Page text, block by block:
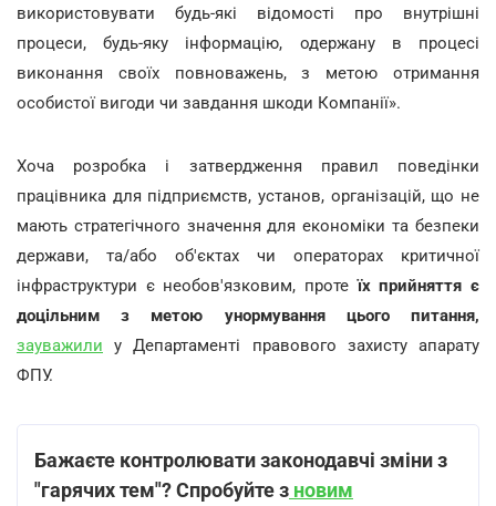
використовувати будь-які відомості про внутрішні
процеси, будь-яку інформацію, одержану в процесі
виконання своїх повноважень, з метою отримання
особистої вигоди чи завдання шкоди Компанії».
Хоча розробка і затвердження правил поведінки
працівника для підприємств, установ, організацій, що не
мають стратегічного значення для економіки та безпеки
держави, та/або об'єктах чи операторах критичної
інфраструктури є необов'язковим, протеїх прийняття є
доцільним з метою унормування цього питання,
зауважили у Департаменті правового захисту апарату
ФПУ.
Бажаєте контролювати законодавчі зміни з
"гарячих тем"? Спробуйте з новим